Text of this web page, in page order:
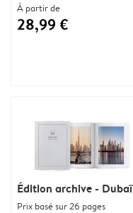
Édition archive - Dubaï
Prix basé sur 26 pages
À partir de
28,99 €